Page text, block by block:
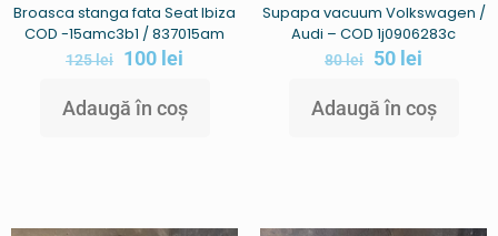
Broasca stanga fata Seat Ibiza
COD -15amc3b1 / 837015am
125lei 100 lei
Adaugă în coș
Supapa vacuum Volkswagen /
Audi – COD 1j0906283c
80lei 50 lei
Adaugă în coș